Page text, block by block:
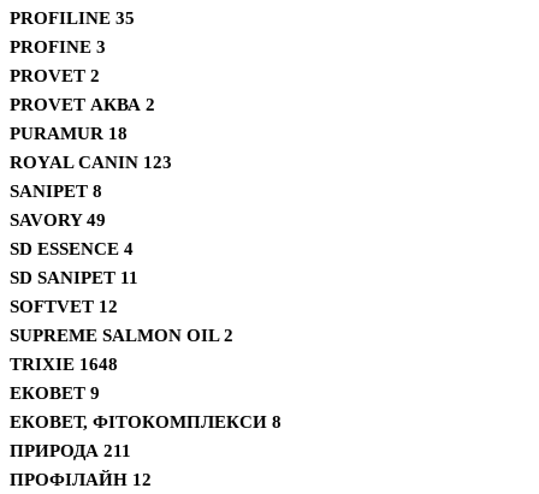
PROFILINE 35
PROFINE 3
PROVET 2
PROVET АКВА 2
PURAMUR 18
ROYAL CANIN 123
SANIPET 8
SAVORY49
SD ESSENCE 4
SD SANIPET 11
SOFTVET 12
SUPREME SALMON OIL2
TRIXIE 1648
ЕКОВЕТ 9
ЕКОВЕТ, ФІТОКОМПЛЕКСИ 8
ПРИРОДА 211
ПРОФІЛАЙН 12